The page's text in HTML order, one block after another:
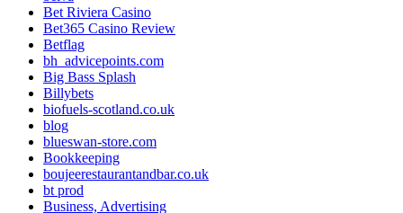
Bet Riviera Casino
Bet365 Casino Review
Betflag
bh_advicepoints.com
Big Bass Splash
Billybets
biofuels-scotland.co.uk
blog
blueswan-store.com
Bookkeeping
boujeerestaurantandbar.co.uk
bt prod
Business, Advertising